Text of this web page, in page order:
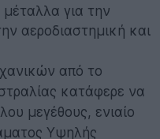
για την
αεροδιαστημική και
από το
κατάφερε να
μεγέθους, ενιαίο
Υψηλής